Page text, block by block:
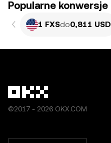
Popularne konwersje
1 FXSdo0,811 USD
©2017 - 2026 OKX.COM